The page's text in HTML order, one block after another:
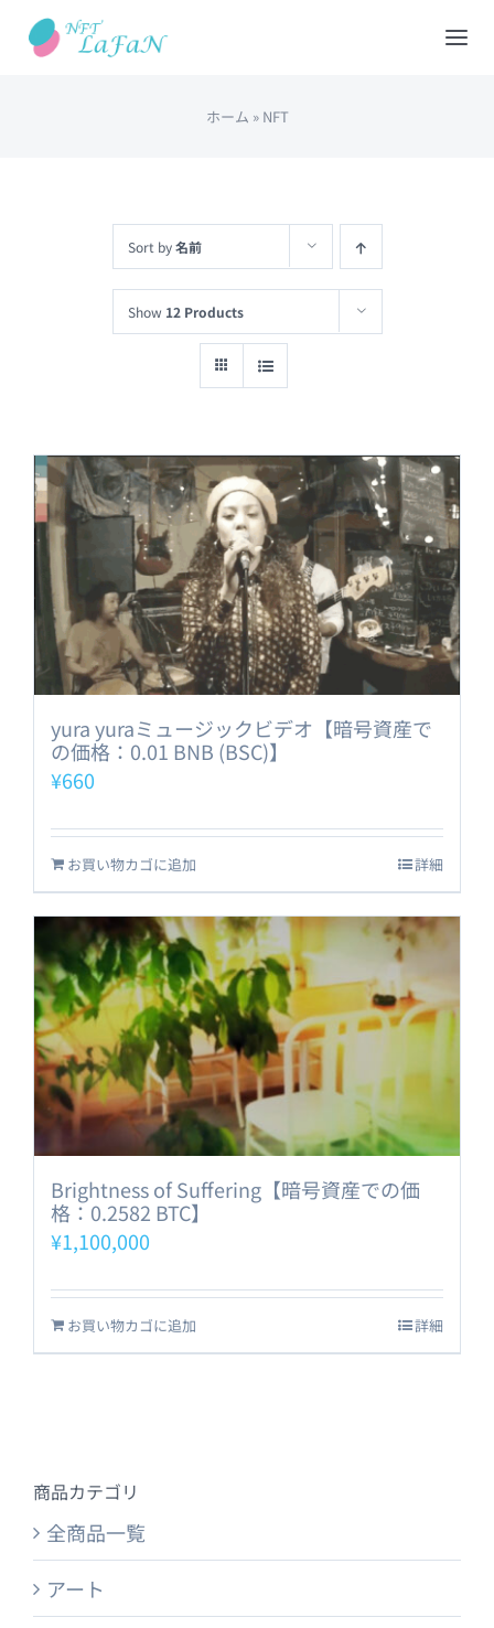
Skip
HOME
NFTショップ
REDEEM(現物と交換)
カート
ホーム » NFT
Sort by名前
Show 12 Products
yura yuraミュージックビデオ【暗号資産で
の価格：0.01 BNB (BSC)】
¥660
お買い物カゴに追加 詳細
Brightness of Suffering【暗号資産での価
格：0.2582 BTC】
¥1,100,000
お買い物カゴに追加 詳細
商品カテゴリ
全商品一覧
アート